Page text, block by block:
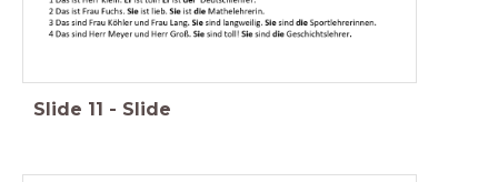
Slide 11 - Slide